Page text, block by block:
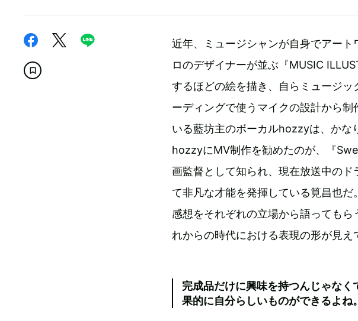
近年、ミュージシャンが自身でアー
ロのデザイナーが並ぶ『MUSIC
するほどの絵を描き、自らミュージ
ーディングで使うマイクの設計から
いる藍坊主のボーカルhozzyは、かな
hozzyにMV制作を勧めたのが、『
画監督として知られ、現在放送中の
て非凡な才能を発揮している筧昌也
感想をそれぞれの立場から語っても
れからの時代における表現の形が見え
完成品だけに興味を持つんじゃな
果的に自分らしいものができるよね